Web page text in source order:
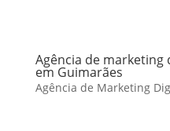
Agência de marketing
em Guimarães
Agência de Marketing